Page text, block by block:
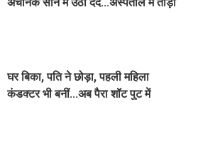
घर बिका, पति ने छोड़ा, पहली महिला
कंडक्टर भी बनीं...अब पैरा शॉट पुट में